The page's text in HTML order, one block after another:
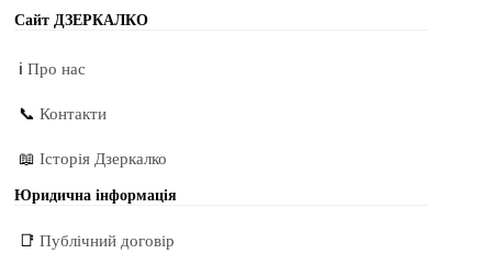
Сайт ДЗЕРКАЛКО
ℹ️Про нас
📞Контакти
📖Історія Дзеркалко
Юридична інформація
📑Публічний договір